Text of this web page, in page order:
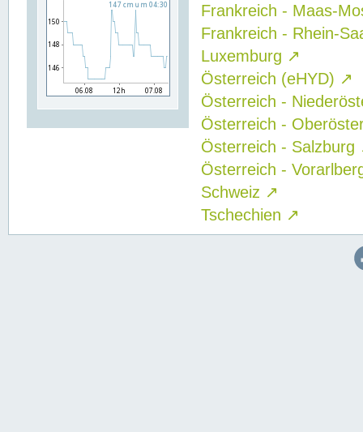
Frankreich - Maas-
Frankreich - Rhein-
Luxemburg ↗
Österreich (eHYD) ↗
Österreich -
Österreich -
Österreich - Salzburg
Österreich -
Schweiz ↗
Tschechien ↗